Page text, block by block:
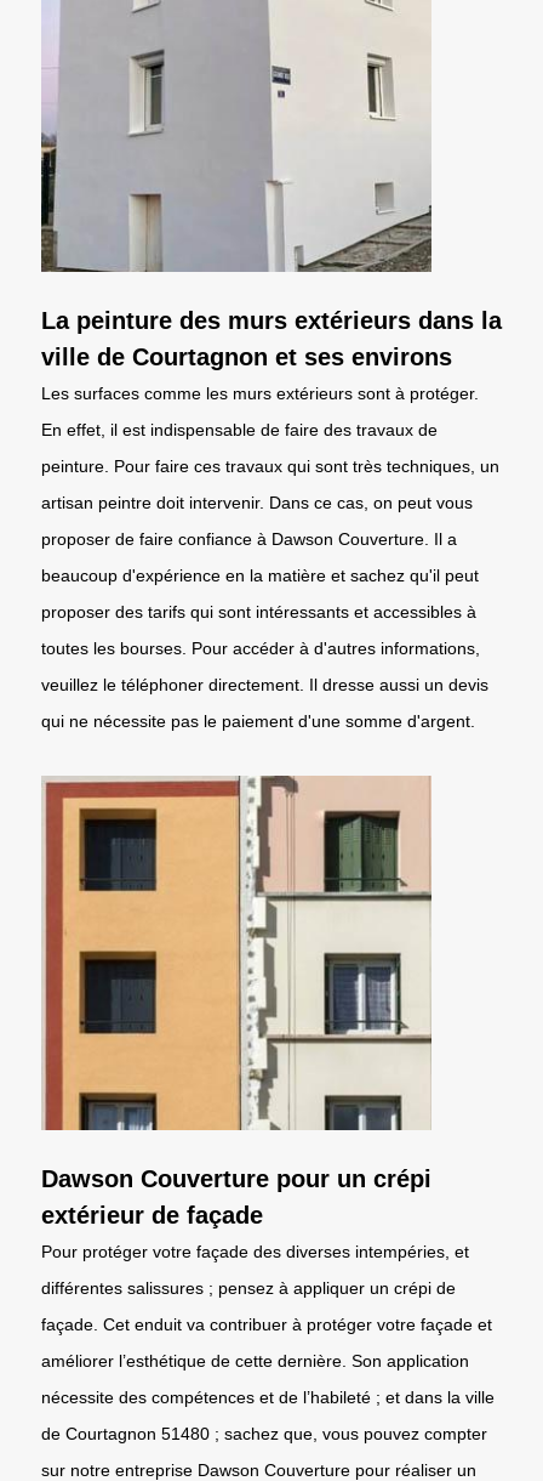
La peinture des murs extérieurs dans la
ville de Courtagnon et ses environs
Les surfaces comme les murs extérieurs sont à protéger.
En effet, il est indispensable de faire des travaux de
peinture. Pour faire ces travaux qui sont très techniques, un
artisan peintre doit intervenir. Dans ce cas, on peut vous
proposer de faire confiance à Dawson Couverture. Il a
beaucoup d'expérience en la matière et sachez qu'il peut
proposer des tarifs qui sont intéressants et accessibles à
toutes les bourses. Pour accéder à d'autres informations,
veuillez le téléphoner directement. Il dresse aussi un devis
qui ne nécessite pas le paiement d'une somme d'argent.
Dawson Couverture pour un crépi
extérieur de façade
Pour protéger votre façade des diverses intempéries, et
différentes salissures ; pensez à appliquer un crépi de
façade. Cet enduit va contribuer à protéger votre façade et
améliorer l’esthétique de cette dernière. Son application
nécessite des compétences et de l’habileté ; et dans la ville
de Courtagnon 51480 ; sachez que, vous pouvez compter
sur notre entreprise Dawson Couverture pour réaliser un